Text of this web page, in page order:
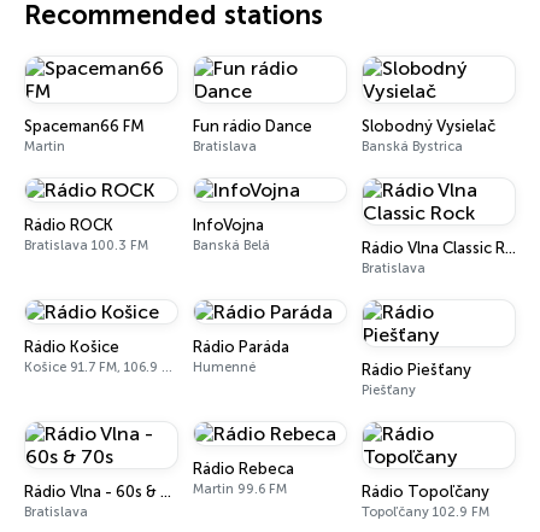
Recommended stations
Spaceman66 FM
Martin
Fun rádio Dance
Bratislava
Slobodný Vysielač
Banská Bystrica
Rádio ROCK
Bratislava 100.3 FM
InfoVojna
Banská Belá Rádio Vlna Classic Rock
Bratislava
Rádio Košice
Košice 91.7 FM, 106.9 FM
Rádio Paráda
Humenné Rádio Piešťany
Piešťany
Rádio Vlna - 60s & 70s
Bratislava
Rádio Rebeca
Martin 99.6 FM Rádio Topoľčany
Topoľčany 102.9 FM